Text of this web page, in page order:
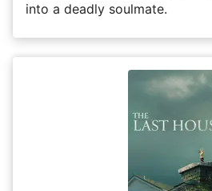
into a deadly soulmate.